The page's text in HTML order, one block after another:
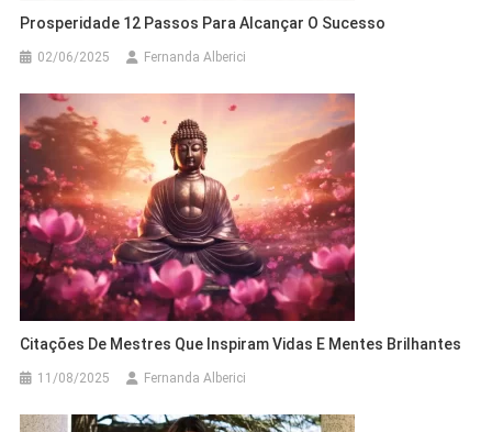
Prosperidade 12 Passos Para Alcançar O Sucesso
02/06/2025 Fernanda Alberici
Citações De Mestres Que Inspiram Vidas E Mentes Brilhantes
11/08/2025 Fernanda Alberici